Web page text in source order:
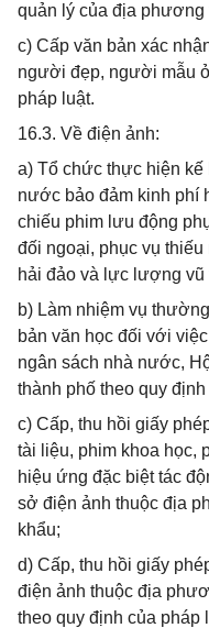
quản lý của địa phương
c) Cấp văn bản xác
người đẹp, người mẫu
pháp luật.
16.3. Về điện ảnh:
a) Tổ chức thực hiện
nước bảo đảm kinh phí
chiếu phim lưu động
đối ngoại, phục vụ
hải đảo và lực lượng vũ
b) Làm nhiệm vụ
bản văn học đối với
ngân sách nhà nước,
thành phố theo quy
c) Cấp, thu hồi giấy
tài liệu, phim khoa học,
hiệu ứng đặc biệt tác
sở điện ảnh thuộc địa
khẩu;
d) Cấp, thu hồi giấy
điện ảnh thuộc địa
theo quy định của pháp